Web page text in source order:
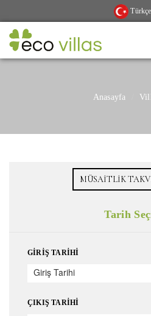
Türkçe
Anasayfa
MÜSAITLIK
Tarih
GIRIŞ TARIHI
ÇIKIŞ TARIHI